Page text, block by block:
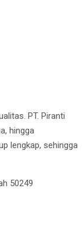
PT. Piranti
hingga
lengkap, sehingga
50249